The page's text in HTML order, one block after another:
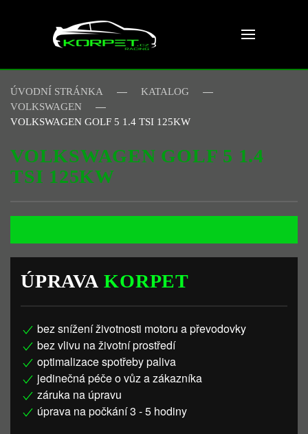
Skip to main content
ÚVODNÍ STRÁNKA
KATALOG
VOLKSWAGEN
VOLKSWAGEN GOLF 5 1.4 TSI 125KW
VOLKSWAGEN GOLF 5 1.4
TSI 125KW
ÚPRAVAKORPET
bez snížení životnosti motoru a převodovky
bez vlivu na životní prostředí
optimalizace spotřeby paliva
jedinečná péče o vůz a zákazníka
záruka na úpravu
úprava na počkání 3 - 5 hodiny